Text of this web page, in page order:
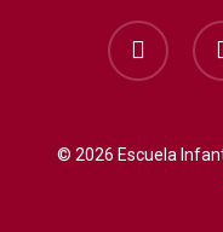
facebook
© 2026 Escuela